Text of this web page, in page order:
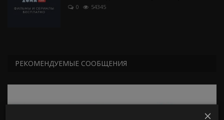
0 54345
РЕКОМЕНДУЕМЫЕ СООБЩЕНИЯ